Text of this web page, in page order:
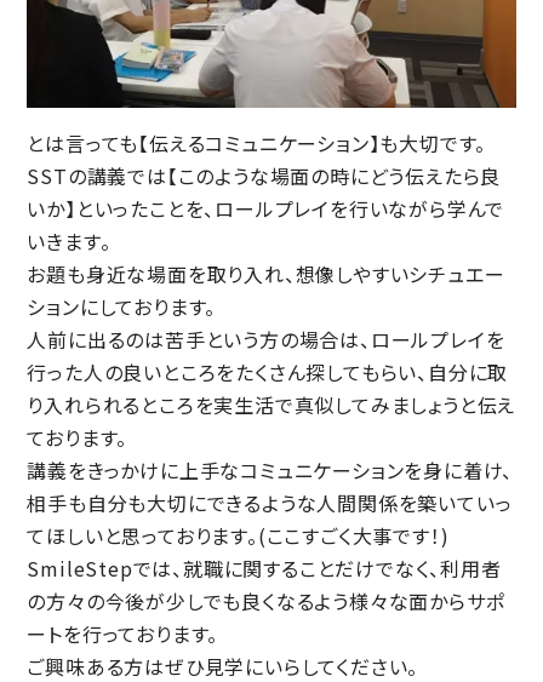
とは言っても【伝えるコミュニケーション】も大切です。
SSTの講義では【このような場面の時にどう伝えたら良
いか】といったことを、ロールプレイを行いながら学んで
いきます。
お題も身近な場面を取り入れ、想像しやすいシチュエー
ションにしております。
人前に出るのは苦手という方の場合は、ロールプレイを
行った人の良いところをたくさん探してもらい、自分に取
り入れられるところを実生活で真似してみましょうと伝え
ております。
講義をきっかけに上手なコミュニケーションを身に着け、
相手も自分も大切にできるような人間関係を築いていっ
てほしいと思っております。(ここすごく大事です！)
SmileStepでは、就職に関することだけでなく、利用者
の方々の今後が少しでも良くなるよう様々な面からサポ
ートを行っております。
ご興味ある方はぜひ見学にいらしてください。